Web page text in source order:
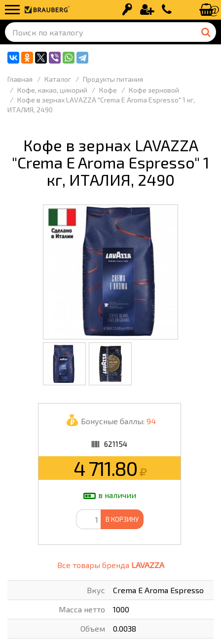
Вход Регистрация+7 (499) 110-
Главная Каталог
Продукты питания
Кофе, какао, цикорий
Кофе
Кофе зерновой
Кофе в зернах LAVAZZA "Crema E Aroma Espresso" 1 кг,
ИТАЛИЯ, 2490
Кофе в зернах LAVAZZA
"Crema E Aroma Espresso" 1
кг, ИТАЛИЯ, 2490
Бонусные баллы: 94
621154
4 711.80
в наличии
В КОРЗИНУ
Все товары бренда LAVAZZA
Вкус Crema E Aroma Espresso
Масса нетто 1000
Объем 0.0038